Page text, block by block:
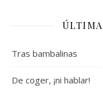
Tras bambalinas
De coger, ¡ni hablar!